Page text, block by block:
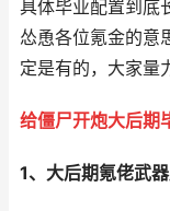
具体毕业配置到底
怂恿各位氪金的意
定是有的，大家量
给僵尸开炮大后期
1、大后期氪佬武器